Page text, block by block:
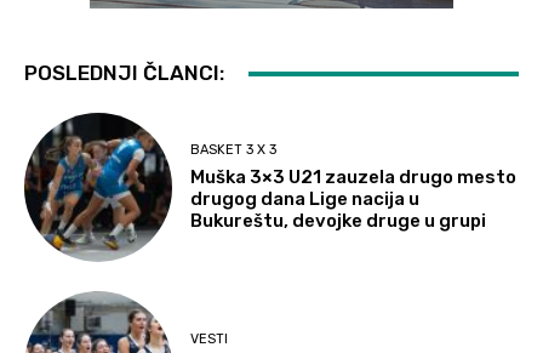
POSLEDNJI ČLANCI:
BASKET 3 X 3
Muška 3×3 U21 zauzela drugo mesto
drugog dana Lige nacija u
Bukureštu, devojke druge u grupi
VESTI